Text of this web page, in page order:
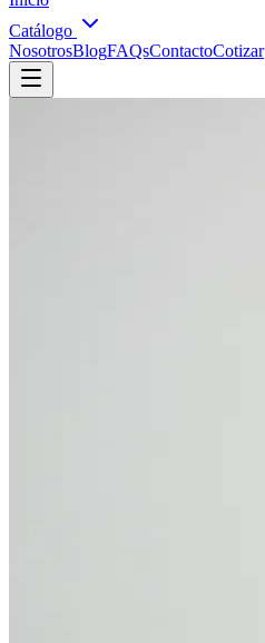
Catálogo
NosotrosBlogFAQsContactoCotizar